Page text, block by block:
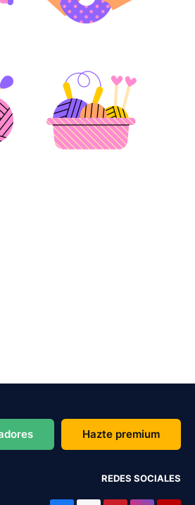
Hazte premium
REDES SOCIALES